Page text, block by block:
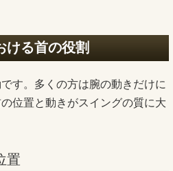
ける首の役割
す。多くの方は腕の動きだけに
位置と動きがスイングの質に大
置